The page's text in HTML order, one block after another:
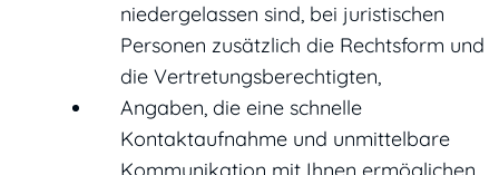
niedergelassen sind, bei juristischen
Personen zusätzlich die Rechtsform und
die Vertretungsberechtigten,
Angaben, die eine schnelle
Kontaktaufnahme und unmittelbare